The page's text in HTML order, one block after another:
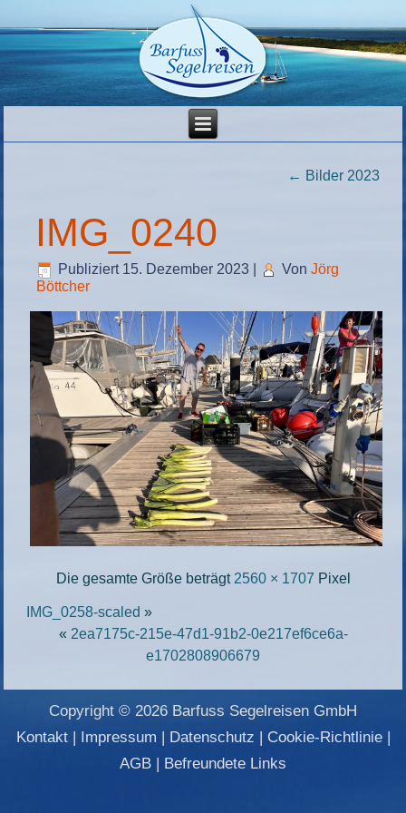
← Bilder 2023
IMG_0240
Publiziert 15. Dezember 2023 Von Jörg
Böttcher
Die gesamte Größe beträgt 2560 × 1707 Pixel
IMG_0258-scaled »
« 2ea7175c-215e-47d1-91b2-0e217ef6ce6a-
e1702808906679
Copyright © 2026 Barfuss Segelreisen GmbH
Kontakt| Impressum | Datenschutz | Cookie-Richtlinie|
AGB | Befreundete Links